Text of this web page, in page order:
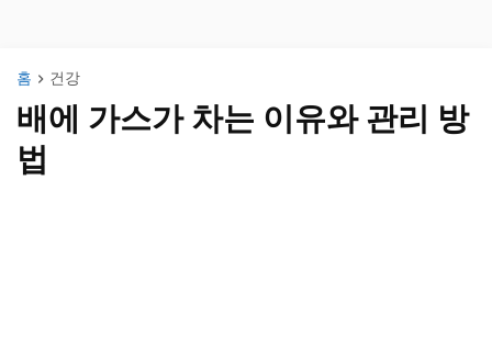
홈 건강
배에 가스가 차는 이유와 관리 방
법